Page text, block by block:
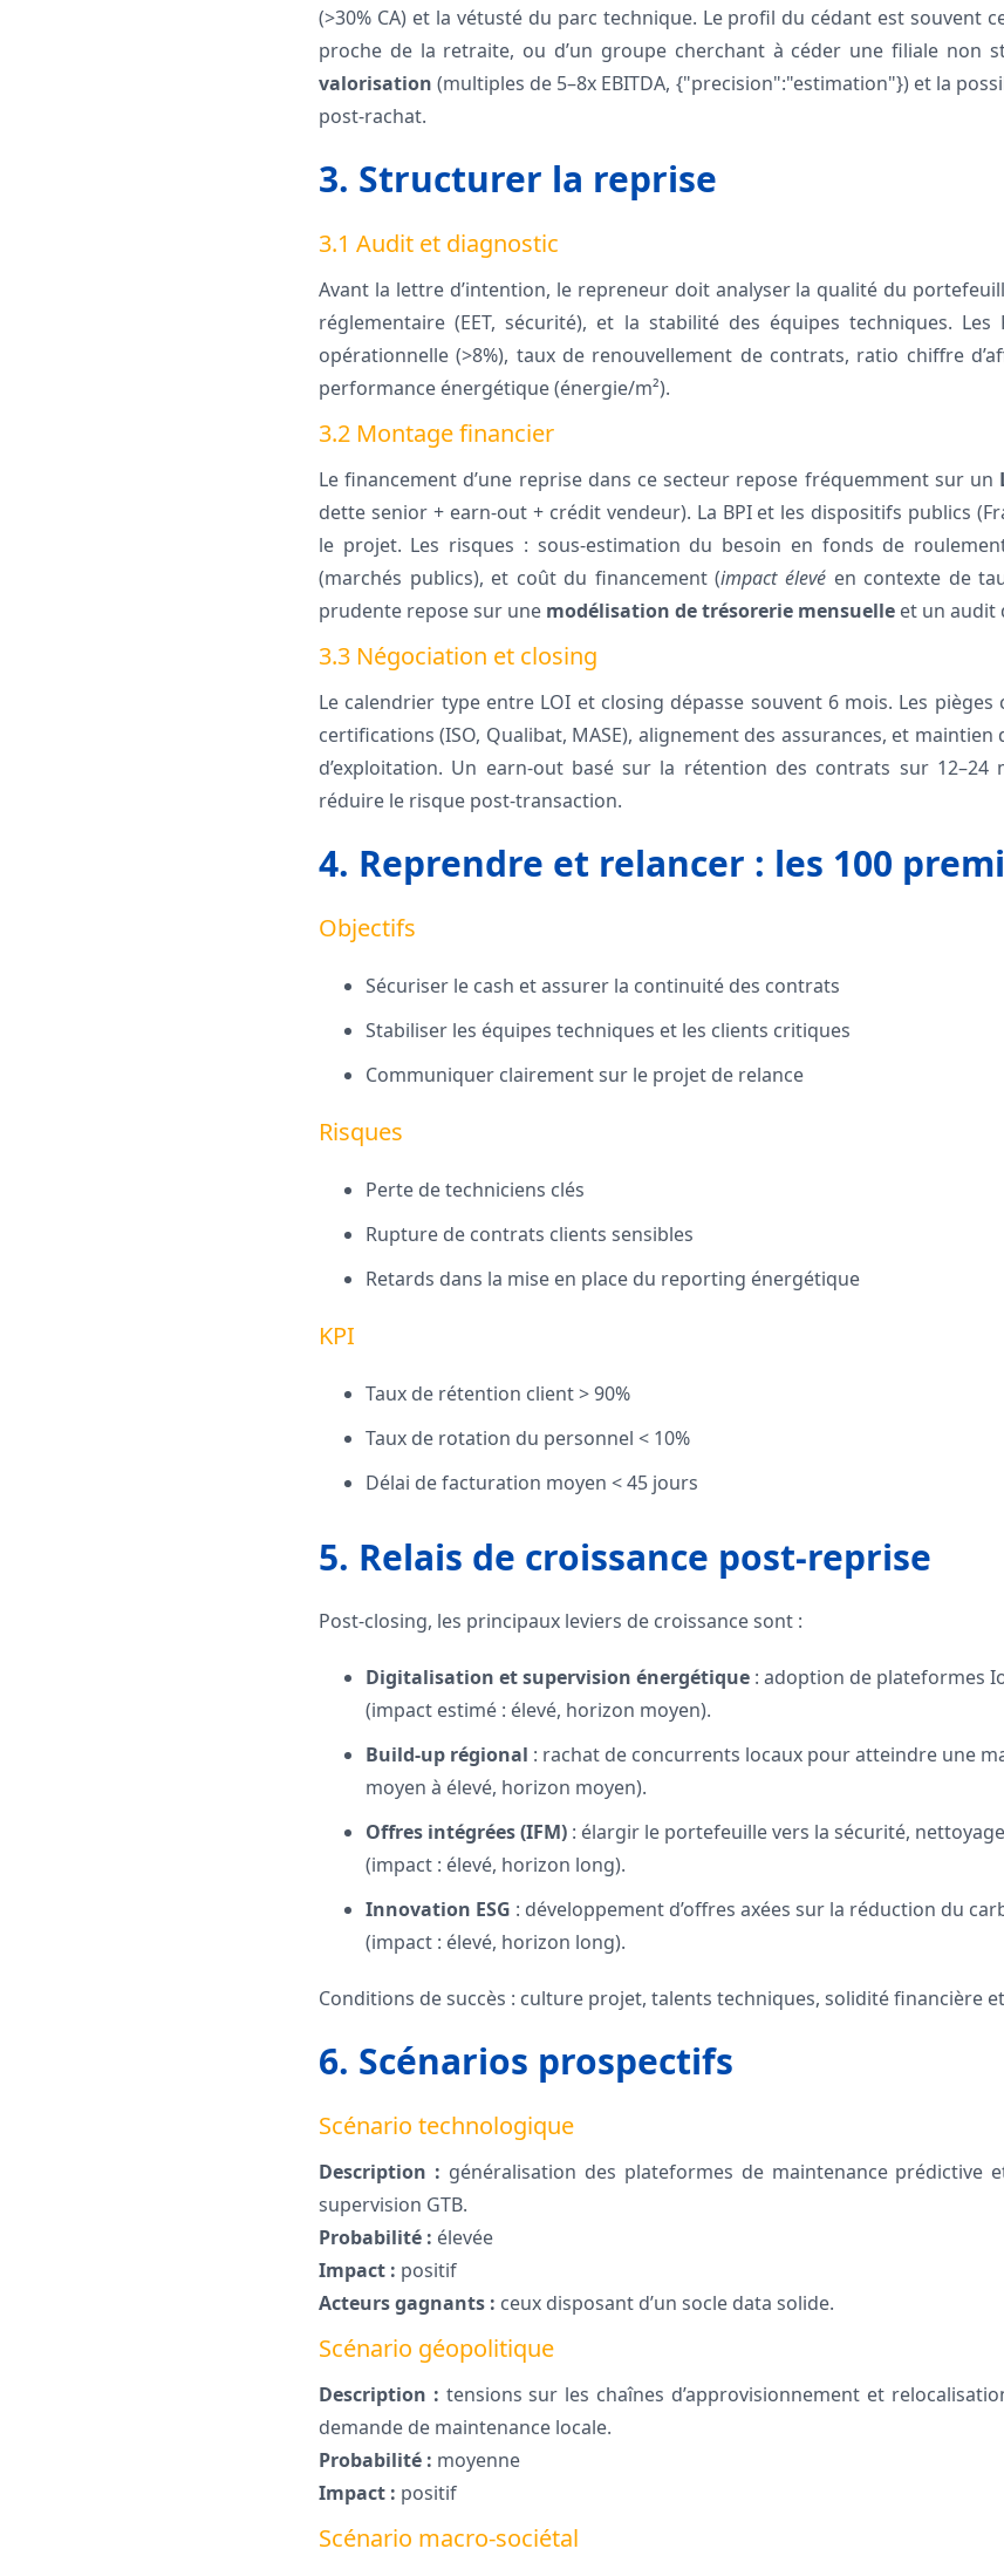
(>30% CA) et la vétusté du parc technique. Le profil du cédant est souvent
proche de la retraite, ou d’un groupe cherchant à céder une filiale non
valorisation (multiples de 5–8x EBITDA, {"precision":"estimation"}) et la
post-rachat.
3. Structurer la reprise
3.1 Audit et diagnostic
Avant la lettre d’intention, le repreneur doit analyser la qualité du
réglementaire (EET, sécurité), et la stabilité des équipes techniques.
opérationnelle (>8%), taux de renouvellement de contrats, ratio chiffre
performance énergétique (énergie/m²).
3.2 Montage financier
Le financement d’une reprise dans ce secteur repose fréquemment sur un
dette senior + earn-out + crédit vendeur). La BPI et les dispositifs publics
le projet. Les risques : sous-estimation du besoin en fonds de
(marchés publics), et coût du financement (impact élevé en contexte de
prudente repose sur une modélisation de trésorerie mensuelle et un audit
3.3 Négociation et closing
Le calendrier type entre LOI et closing dépasse souvent 6 mois. Les pièges
certifications (ISO, Qualibat, MASE), alignement des assurances, et
d’exploitation. Un earn-out basé sur la rétention des contrats sur 12–24
réduire le risque post-transaction.
4. Reprendre et relancer : les 100
Objectifs
Sécuriser le cash et assurer la continuité des contrats
Stabiliser les équipes techniques et les clients critiques
Communiquer clairement sur le projet de relance
Risques
Perte de techniciens clés
Rupture de contrats clients sensibles
Retards dans la mise en place du reporting énergétique
KPI
Taux de rétention client > 90%
Taux de rotation du personnel < 10%
Délai de facturation moyen < 45 jours
5. Relais de croissance post-reprise
Post-closing, les principaux leviers de croissance sont :
Digitalisation et supervision énergétique : adoption de plateformes
(impact estimé : élevé, horizon moyen).
Build-up régional : rachat de concurrents locaux pour atteindre une
moyen à élevé, horizon moyen).
Offres intégrées (IFM) : élargir le portefeuille vers la sécurité,
(impact : élevé, horizon long).
Innovation ESG : développement d’offres axées sur la réduction du
(impact : élevé, horizon long).
Conditions de succès : culture projet, talents techniques, solidité financière
6. Scénarios prospectifs
Scénario technologique
Description : généralisation des plateformes de maintenance prédictive
supervision GTB.
Probabilité : élevée
Impact : positif
Acteurs gagnants : ceux disposant d’un socle data solide.
Scénario géopolitique
Description : tensions sur les chaînes d’approvisionnement et
demande de maintenance locale.
Probabilité : moyenne
Impact : positif
Scénario macro-sociétal